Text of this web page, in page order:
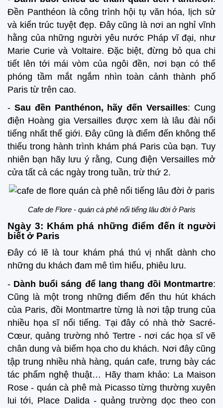
Đền Panthéon là công trình hội tụ văn hóa, lịch sử
và kiến trúc tuyệt đẹp. Đây cũng là nơi an nghỉ vĩnh
hằng của những người yêu nước Pháp vĩ đại, như
Marie Curie và Voltaire. Đặc biệt, đừng bỏ qua chi
tiết lên tới mái vòm của ngôi đền, nơi bạn có thể
phóng tầm mắt ngắm nhìn toàn cảnh thành phố
Paris từ trên cao.
- Sau đền Panthénon, hãy đến Versailles: Cung
điện Hoàng gia Versailles được xem là lâu đài nổi
tiếng nhất thế giới. Đây cũng là điểm đến không thể
thiếu trong hành trình khám phá Paris của bạn. Tuy
nhiên bạn hãy lưu ý rằng, Cung điện Versailles mở
cửa tất cả các ngày trong tuần, trừ thứ 2.
Cafe de Flore - quán cà phê nổi tiếng lâu đời ở Paris
Ngày 3: Khám phá những điểm đến ít người
biết ở Paris
Đây có lẽ là tour khám phá thú vị nhất dành cho
những du khách đam mê tìm hiểu, phiêu lưu.
- Dành buổi sáng để lang thang đồi Montmartre:
Cũng là một trong những điểm đến thu hút khách
của Paris, đồi Montmartre từng là nơi tập trung của
nhiều họa sĩ nổi tiếng. Tại đây có nhà thờ Sacré-
Cœur, quảng trường nhỏ Tertre - nơi các họa sĩ vẽ
chân dung và biếm họa cho du khách. Nơi đây cũng
tập trung nhiều nhà hàng, quán cafe, trưng bày các
tác phẩm nghệ thuật… Hãy tham khảo: La Maison
Rose - quán cà phê mà Picasso từng thường xuyên
lui tới, Place Dalida - quảng trường dọc theo con